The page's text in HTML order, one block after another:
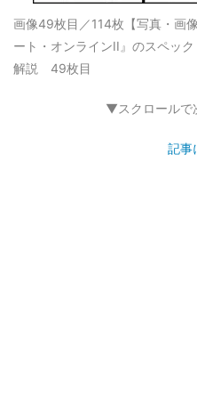
画像49枚目／114枚 【写真・画
ート・オンラインII』のスペッ
解説 49枚目
▼スクロールで
記事